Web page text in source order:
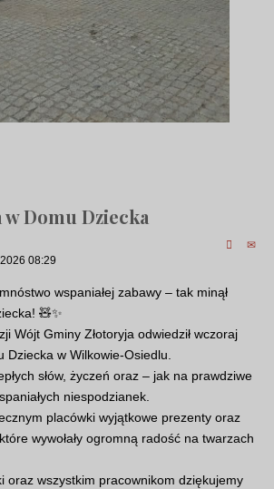
Domu Dziecka
08:29
wspaniałej zabawy – tak minął
🧸✨
Wójt Gminy Złotoryja odwiedził wczoraj
Dziecka w Wilkowie-Osiedlu.
słów, życzeń oraz – jak na prawdziwe
niespodzianek.
placówki wyjątkowe prezenty oraz
wywołały ogromną radość na twarzach
oraz wszystkim pracownikom dziękujemy